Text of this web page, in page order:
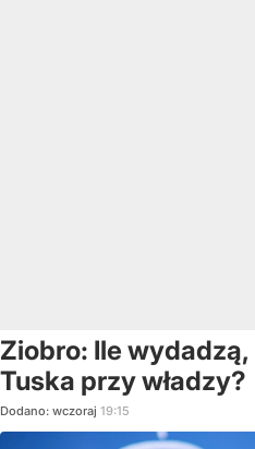
Ziobro: Ile
Tuska przy władzy?
Dodano: wczoraj 19:15